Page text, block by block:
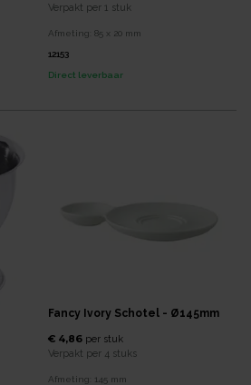
Verpakt per 1 stuk
Afmeting: 85 x 20 mm
12153
Direct leverbaar
Fancy Ivory Schotel - Ø145mm
€ 4,86 per stuk
Verpakt per 4 stuks
Afmeting: 145 mm